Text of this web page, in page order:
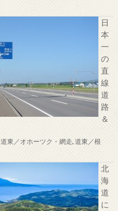
日
本
一
の
直
線
道
路
＆
道東／オホーツク・網走,道東／根
北
海
道
に